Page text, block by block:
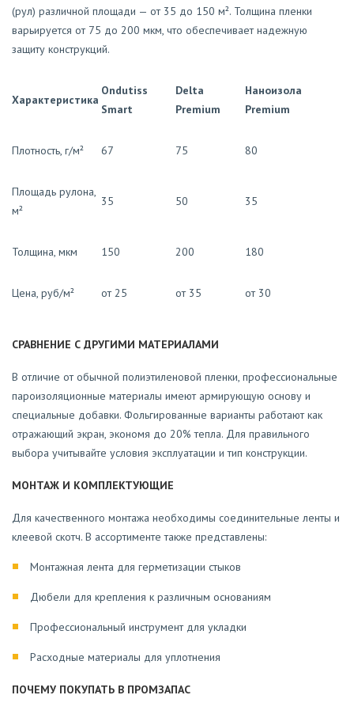
(рул) различной площади — от 35 до 150 м². Толщина пленки
варьируется от 75 до 200 мкм, что обеспечивает надежную
защиту конструкций.
Характеристика
Ondutiss
Smart
Delta
Premium
Наноизола
Premium
Плотность, г/м² 67 75 80
Площадь рулона,
м²
35 50 35
Толщина, мкм 150 200 180
Цена, руб/м² от 25 от 35 от 30
СРАВНЕНИЕ С ДРУГИМИ МАТЕРИАЛАМИ
В отличие от обычной полиэтиленовой пленки, профессиональные
пароизоляционные материалы имеют армирующую основу и
специальные добавки. Фольгированные варианты работают как
отражающий экран, экономя до 20% тепла. Для правильного
выбора учитывайте условия эксплуатации и тип конструкции.
МОНТАЖ И КОМПЛЕКТУЮЩИЕ
Для качественного монтажа необходимы соединительные ленты и
клеевой скотч. В ассортименте также представлены:
Монтажная лента для герметизации стыков
Дюбели для крепления к различным основаниям
Профессиональный инструмент для укладки
Расходные материалы для уплотнения
ПОЧЕМУ ПОКУПАТЬ В ПРОМЗАПАС